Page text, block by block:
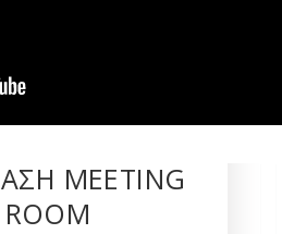
MEETING
ROOM